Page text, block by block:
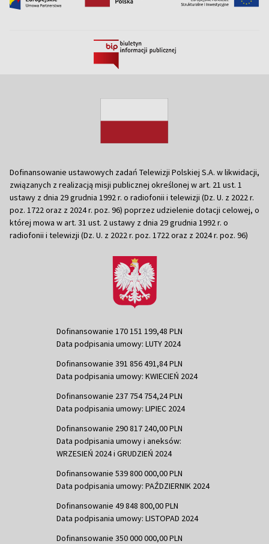
Dofinansowanie ustawowych zadań Telewizji Polskiej S.A. w likwidacji,
związanych z realizacją misji publicznej określonej w art. 21 ust. 1
ustawy z dnia 29 grudnia 1992 r. o radiofonii i telewizji (Dz. U. z 2022 r.
poz. 1722 oraz z 2024 r. poz. 96) poprzez udzielenie dotacji celowej, o
której mowa w art. 31 ust. 2 ustawy z dnia 29 grudnia 1992 r. o
radiofonii i telewizji (Dz. U. z 2022 r. poz. 1722 oraz z 2024 r. poz. 96)
Dofinansowanie 170 151 199,48 PLN
Data podpisania umowy: LUTY 2024
Dofinansowanie 391 856 491,84 PLN
Data podpisania umowy: KWIECIEŃ 2024
Dofinansowanie 237 754 754,24 PLN
Data podpisania umowy: LIPIEC 2024
Dofinansowanie 290 817 240,00 PLN
Data podpisania umowy i aneksów:
WRZESIEŃ 2024 i GRUDZIEŃ 2024
Dofinansowanie 539 800 000,00 PLN
Data podpisania umowy: PAŹDZIERNIK 2024
Dofinansowanie 49 848 800,00 PLN
Data podpisania umowy: LISTOPAD 2024
Dofinansowanie 350 000 000,00 PLN